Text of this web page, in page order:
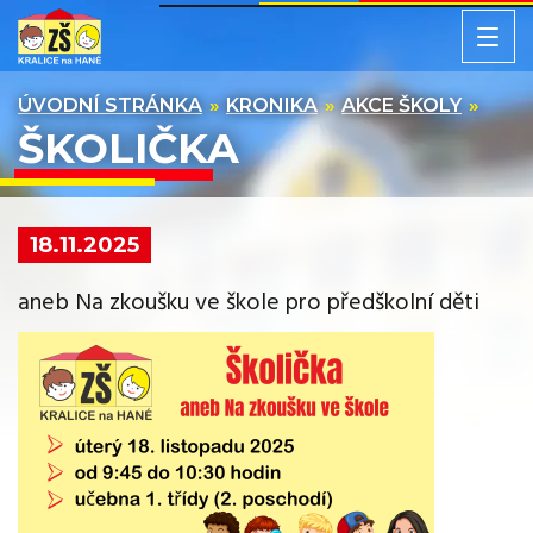
ÚVODNÍ STRÁNKA KRONIKA AKCE ŠKOLY
ŠKOLIČKA
18.11.2025
aneb Na zkoušku ve škole pro předškolní děti